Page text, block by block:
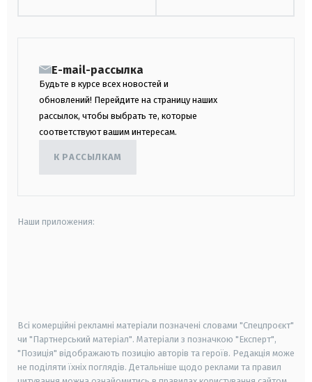
E-mail-рассылка
Будьте в курсе всех новостей и
обновлений! Перейдите на страницу наших
рассылок, чтобы выбрать те, которые
соответствуют вашим интересам.
К РАССЫЛКАМ
Наши приложения:
Всі комерційні рекламні матеріали позначені словами "Спецпроєкт"
чи "Партнерський матеріал". Матеріали з позначкою "Експерт",
"Позиція" відображають позицію авторів та героїв. Редакція може
не поділяти їхніх поглядів. Детальніше щодо реклами та правил